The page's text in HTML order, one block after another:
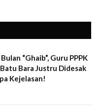
“Ghaib”, Guru PPPK
Bara Justru Didesak
Kejelasan!